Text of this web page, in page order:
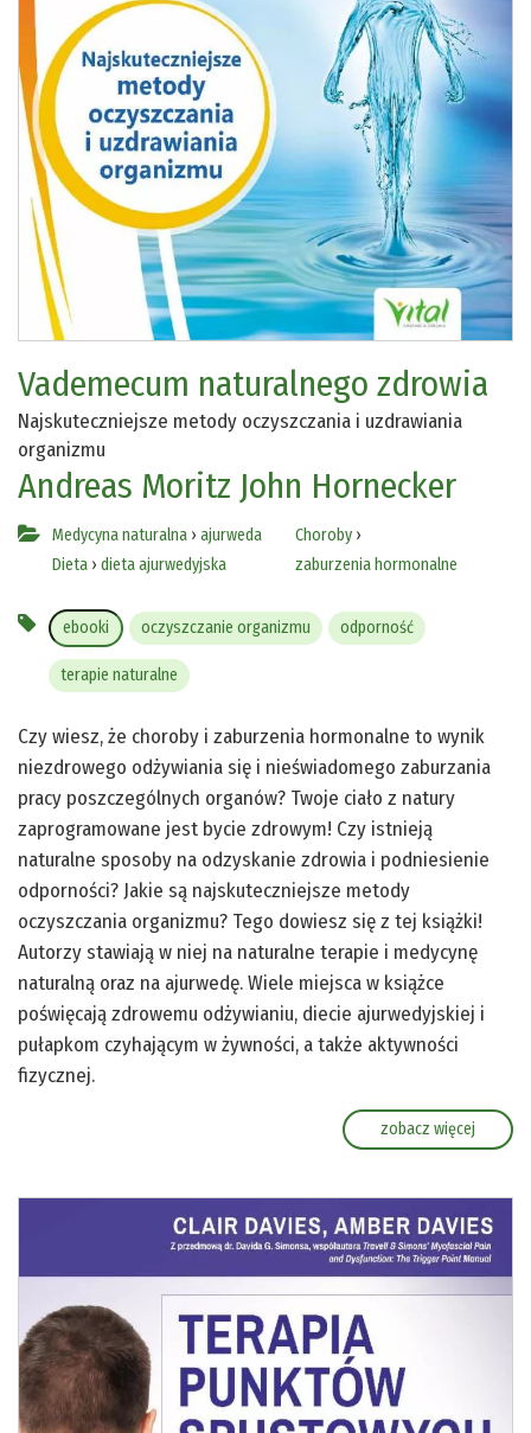
Vademecum naturalnego zdrowia
Najskuteczniejsze metody oczyszczania i uzdrawiania
organizmu
Andreas Moritz John Hornecker
Medycyna naturalna › ajurweda
Dieta › dieta ajurwedyjska
Choroby›
zaburzenia hormonalne
ebooki oczyszczanie organizmu odporność
terapie naturalne
Czy wiesz, że choroby i zaburzenia hormonalne to wynik
niezdrowego odżywiania się i nieświadomego zaburzania
pracy poszczególnych organów? Twoje ciało z natury
zaprogramowane jest bycie zdrowym! Czy istnieją
naturalne sposoby na odzyskanie zdrowia i podniesienie
odporności? Jakie są najskuteczniejsze metody
oczyszczania organizmu? Tego dowiesz się z tej książki!
Autorzy stawiają w niej na naturalne terapie i medycynę
naturalną oraz na ajurwedę. Wiele miejsca w książce
poświęcają zdrowemu odżywianiu, diecie ajurwedyjskiej i
pułapkom czyhającym w żywności, a także aktywności
fizycznej.
zobacz więcej